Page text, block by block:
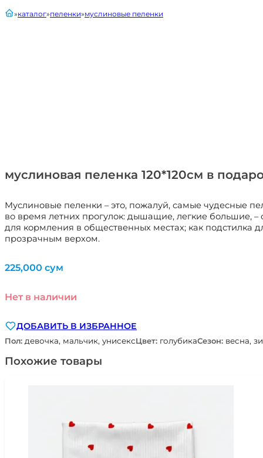
муслиновая пеленка 120*120см в
Муслиновые пеленки – это, пожалуй, самые чудесные
во время летних прогулок: дышащие, легкие большие,
для кормления в общественных местах; как подстилка
прозрачным верхом.
главнаякаталог пеленки муслиновые пеленки
225,000 сум
Нет в наличии
ДОБАВИТЬ В ИЗБРАННОЕ
Пол: девочка, мальчик, унисексЦвет: голубикаСезон: весна,
Похожие товары